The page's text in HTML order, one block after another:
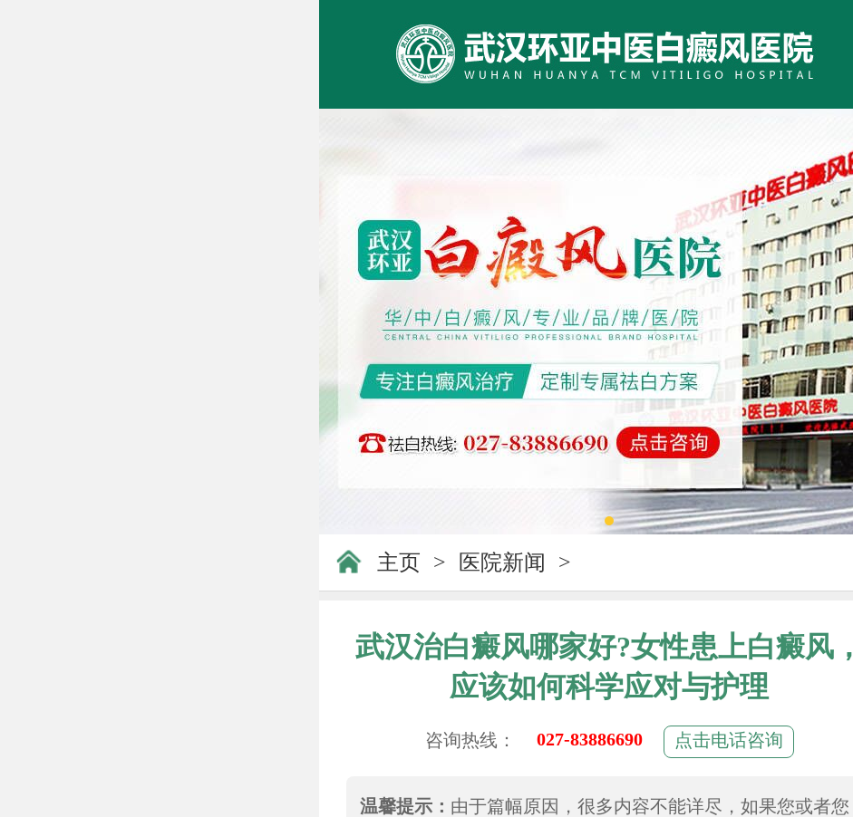
主页 > 医院新闻 >
武汉治白癜风哪家好?女性患上白癜风，
应该如何科学应对与护理
咨询热线： 027-83886690 点击电话咨询
温馨提示： 由于篇幅原因，很多内容不能详尽，如果您或者您